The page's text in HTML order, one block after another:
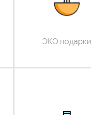
ЭКО подарки